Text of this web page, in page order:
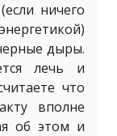
ничего
дыры.
лечь и
что
вполне
об этом и